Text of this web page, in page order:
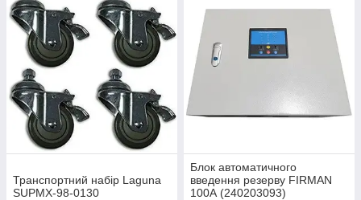
Транспортний набір Laguna
SUPMX-98-0130
Блок автоматичного
введення резерву FIRMAN
100А (240203093)